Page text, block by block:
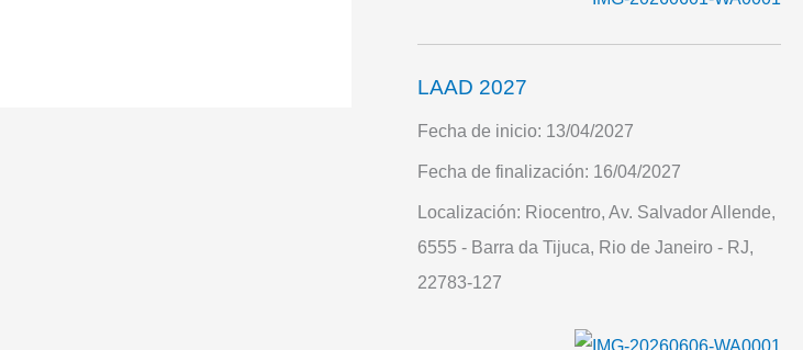
LAAD 2027
Fecha de inicio: 13/04/2027
Fecha de finalización: 16/04/2027
Localización: Riocentro, Av. Salvador Allende,
6555 - Barra da Tijuca, Rio de Janeiro - RJ,
22783-127